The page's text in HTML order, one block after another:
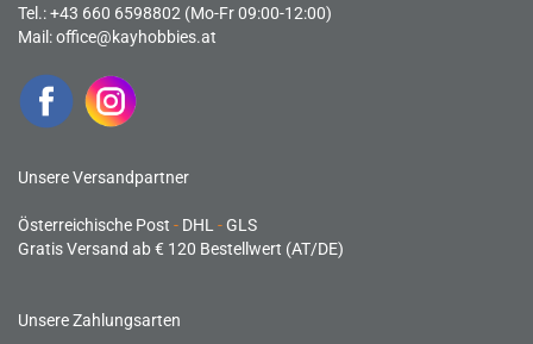
Tel.: +43 660 6598802 (Mo-Fr 09:00-12:00)
Mail:office@kayhobbies.at
Unsere Versandpartner
Österreichische Post - DHL -GLS
Gratis Versand ab € 120 Bestellwert (AT/DE)
Unsere Zahlungsarten